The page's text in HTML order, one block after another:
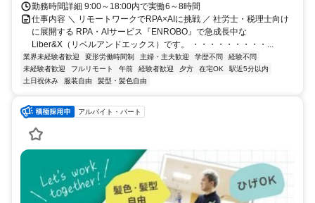
勤務時間詳細 9:00～18:00内で実働6～8時間
仕事内容 ＼ リモートワークでRPA×AIに挑戦 ／ 社労士・税理士向け
に展開する RPA・AIサービス『ENROBO』で急成長中な
Liber&X（リベルアンドエックス）です。 ・・・・・・・・・...
業界未経験者歓迎 変形労働時間制 主婦・主夫歓迎 学歴不問
経験不問
未経験者歓迎
フルリモート 午前 経験者歓迎 夕方 在宅OK
駅近5分以内
土日祝休み
服装自由 髪型・髪色自由
アルバイト・パート